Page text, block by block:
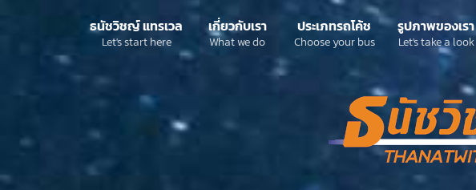
ธนัชวิชญ์ แทรเวล
Let's start here
เกี่ยวกับเรา
What we do
ประเภทรถโค้ช
Choose your bus
รูปภาพของเรา
Let's take a look